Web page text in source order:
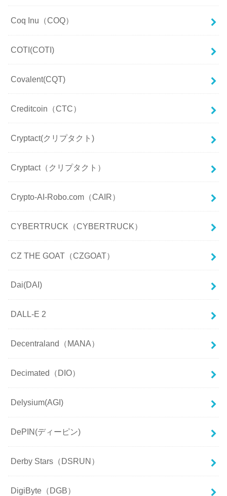
Coq Inu（COQ）
COTI(COTI)
Covalent(CQT)
Creditcoin（CTC）
Cryptact(クリプタクト)
Cryptact（クリプタクト）
Crypto-AI-Robo.com（CAIR）
CYBERTRUCK（CYBERTRUCK）
CZ THE GOAT（CZGOAT）
Dai(DAI)
DALL-E 2
Decentraland（MANA）
Decimated（DIO）
Delysium(AGI)
DePIN(ディーピン)
Derby Stars（DSRUN）
DigiByte（DGB）